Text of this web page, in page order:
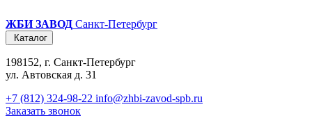
ЖБИ ЗАВОД Санкт-Петербург
Каталог
198152, г. Санкт-Петербург
ул. Автовская д. 31
+7 (812) 324-98-22 info@zhbi-zavod-spb.ru
Заказать звонок